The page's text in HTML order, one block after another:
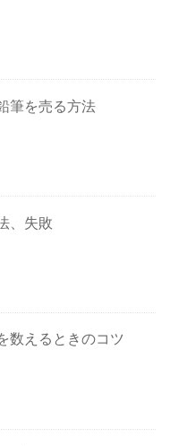
筆を売る方法
、失敗
数えるときのコツ